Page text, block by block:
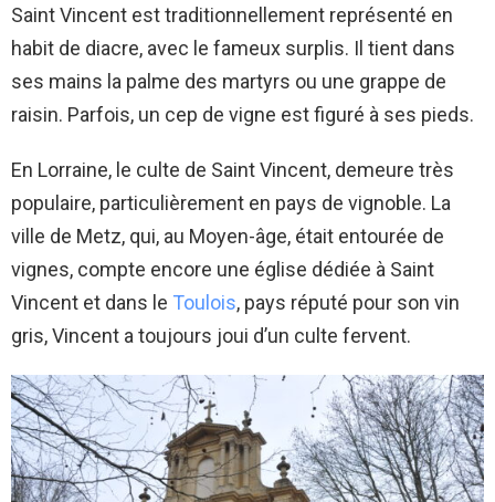
Saint Vincent est traditionnellement représenté en
habit de diacre, avec le fameux surplis. Il tient dans
ses mains la palme des martyrs ou une grappe de
raisin. Parfois, un cep de vigne est figuré à ses pieds.
En Lorraine, le culte de Saint Vincent, demeure très
populaire, particulièrement en pays de vignoble. La
ville de Metz, qui, au Moyen-âge, était entourée de
vignes, compte encore une église dédiée à Saint
Vincent et dans le Toulois, pays réputé pour son vin
gris, Vincent a toujours joui d’un culte fervent.